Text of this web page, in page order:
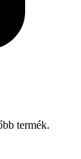
termék.